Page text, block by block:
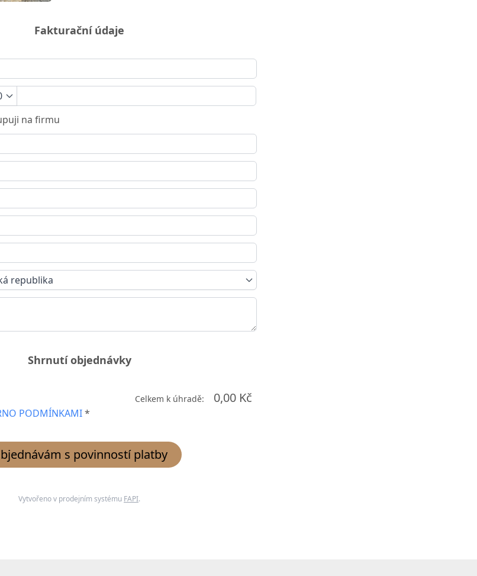
Fakturační údaje
na firmu
republika
Shrnutí objednávky
Celkem k úhradě: 0,00 Kč
PODMÍNKAMI*
s povinností platby
Vytvořeno v prodejním systému FAPI.